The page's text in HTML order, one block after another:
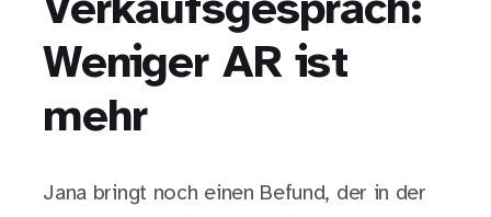
Verkaufsgespräch:
Weniger AR ist
mehr
Jana bringt noch einen Befund, der in der